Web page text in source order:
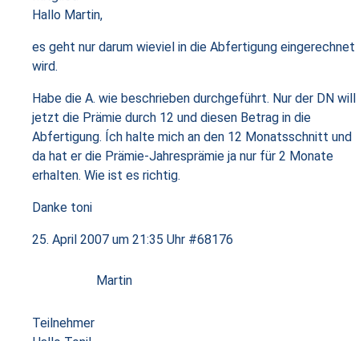
Hallo Martin,
es geht nur darum wieviel in die Abfertigung eingerechnet
wird.
Habe die A. wie beschrieben durchgeführt. Nur der DN will
jetzt die Prämie durch 12 und diesen Betrag in die
Abfertigung. Ích halte mich an den 12 Monatsschnitt und
da hat er die Prämie-Jahresprämie ja nur für 2 Monate
erhalten. Wie ist es richtig.
Danke toni
25. April 2007 um 21:35 Uhr #68176
Martin
Teilnehmer